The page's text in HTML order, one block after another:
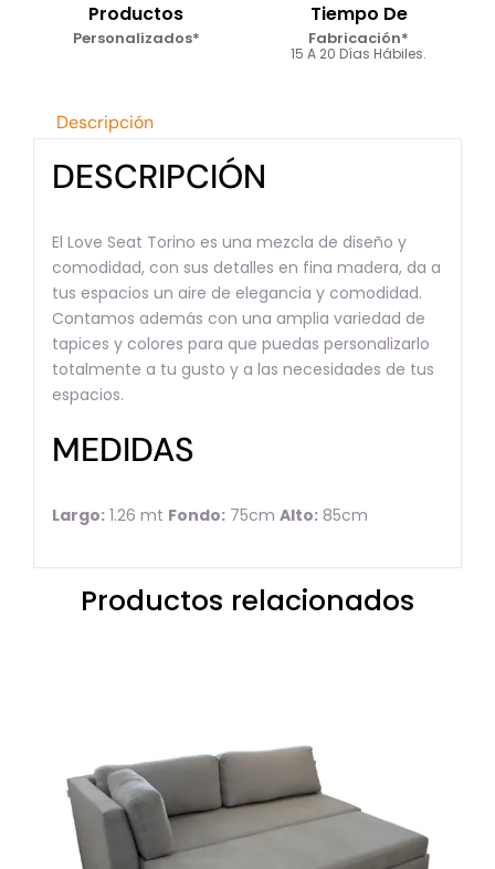
Productos
Personalizados*
Tiempo De
Fabricación*
15 A 20 Días Hábiles.
Descripción
DESCRIPCIÓN
El Love Seat Torino es una mezcla de diseño y
comodidad, con sus detalles en fina madera, da a
tus espacios un aire de elegancia y comodidad.
Contamos además con una amplia variedad de
tapices y colores para que puedas personalizarlo
totalmente a tu gusto y a las necesidades de tus
espacios.
MEDIDAS
Largo:1.26 mt Fondo:75cm Alto:85cm
Productos relacionados